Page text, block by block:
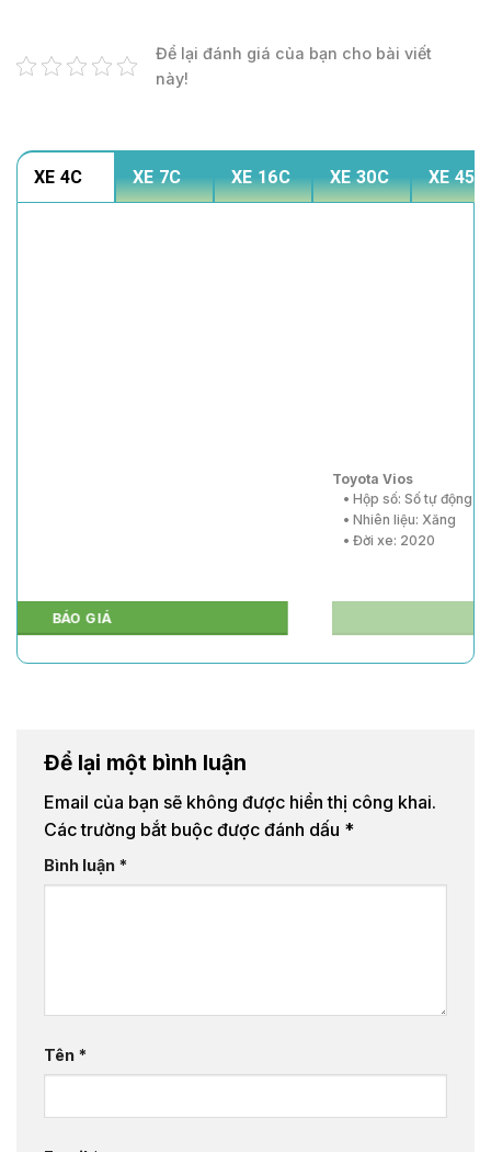
Để lại đánh giá của bạn cho bài viết
này!
XE 4C XE 7C XE 16C XE 30C XE 45C
Để lại một bình luận
Email của bạn sẽ không được hiển thị công khai.
Các trường bắt buộc được đánh dấu *
Bình luận *
Tên *